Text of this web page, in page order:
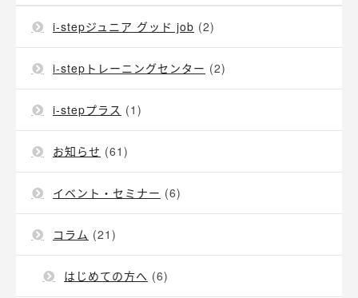
i-stepジュニア グッド job (2)
i-stepトレーニングセンター (2)
i-stepプラス (1)
お知らせ (61)
イベント・セミナー (6)
コラム (21)
はじめての方へ (6)